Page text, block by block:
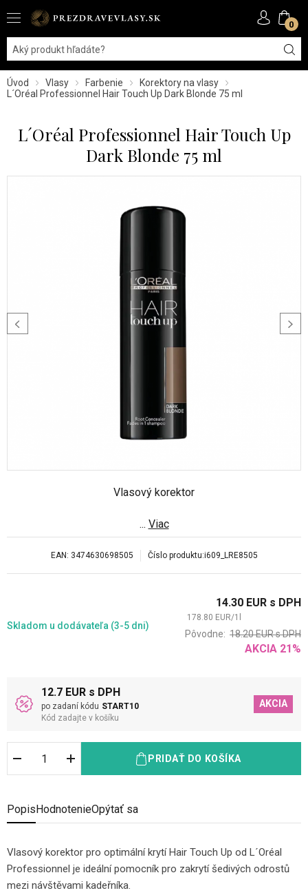
0
Úvod Vlasy Farbenie
Korektory na vlasy
L´Oréal Professionnel Hair Touch Up Dark Blonde 75 ml
L´Oréal Professionnel Hair Touch Up
Dark Blonde 75 ml
Vlasový korektor
... Viac
EAN: 3474630698505 Číslo produktu:i609_LRE8505
Skladom u dodávateľa (3-5 dni)
14.30 EUR s DPH
178.80 EUR/1
Pôvodne: 18.20EURs DPH
AKCIA 21 %
12.7 EUR s DPH
po zadaní kódu START10
Kód zadajte v košíku
AKCIA
PRIDAŤ DO KOŠÍKA
Popis HodnotenieOpýtať sa
Vlasový korektor pro optimální krytí Hair Touch Up od L´Oréal
Professionnel je ideální pomocník pro zakrytí šedivých odrostů
mezi návštěvami kadeřníka.